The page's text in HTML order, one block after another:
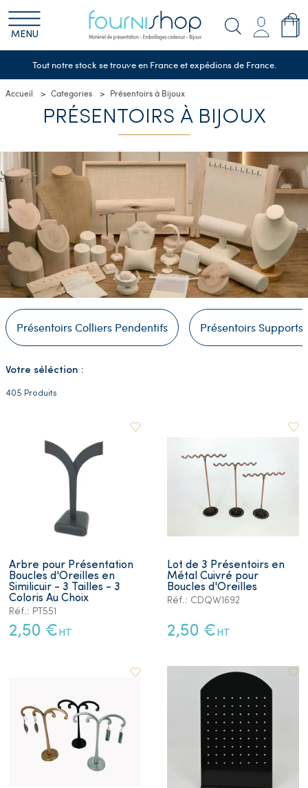
MENU
Tout notre stock se trouve en France et expédions de France.
Accueil Categories Présentoirs à Bijoux
PRÉSENTOIRS À BIJOUX
Présentoirs Colliers Pendentifs Présentoirs Supports
Votre séléction :
405 Produits
Arbre pour Présentation
Boucles d'Oreilles en
Similicuir - 3 Tailles - 3
Coloris Au Choix
Réf.: PT551
2,50 € HT
Lot de 3 Présentoirs en
Métal Cuivré pour
Boucles d'Oreilles
Réf.: CDQW1692
2,50 € HT